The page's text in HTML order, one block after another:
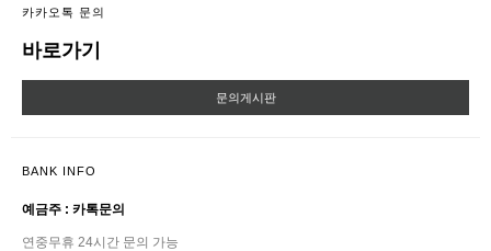
카카오톡 문의
바로가기
문의게시판
BANK INFO
예금주 : 카톡문의
연중무휴 24시간 문의 가능